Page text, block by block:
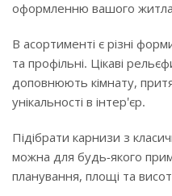
оформленню вашого
В асортименті є різні
та профільні. Цікаві
доповнюють кімнату,
унікальності в інтер'єр.
Підібрати карнизи з
можна для будь-якого
планування, площі та